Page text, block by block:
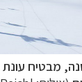
מבטיח עונת